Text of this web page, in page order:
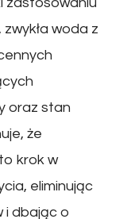
woda z
oraz stan
że
krok w
eliminując
i dbając o